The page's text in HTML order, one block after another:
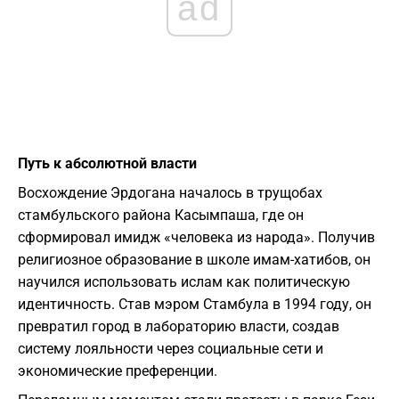
Путь к абсолютной власти
Восхождение Эрдогана началось в трущобах
стамбульского района Касымпаша, где он
сформировал имидж «человека из народа». Получив
религиозное образование в школе имам-хатибов, он
научился использовать ислам как политическую
идентичность. Став мэром Стамбула в 1994 году, он
превратил город в лабораторию власти, создав
систему лояльности через социальные сети и
экономические преференции.